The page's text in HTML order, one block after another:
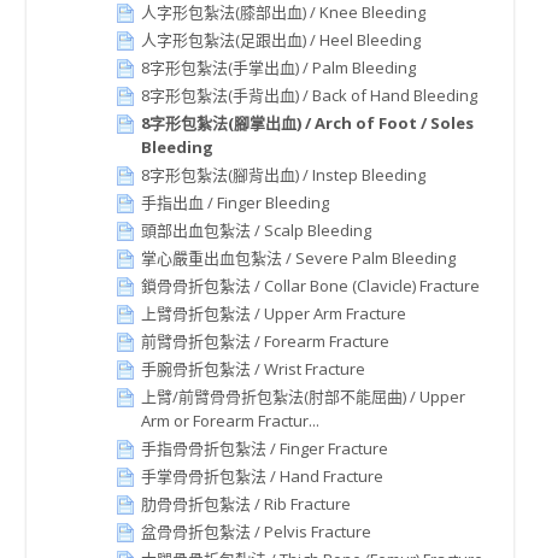
人字形包紮法(膝部出血) / Knee Bleeding
人字形包紮法(足跟出血) / Heel Bleeding
8字形包紮法(手掌出血) / Palm Bleeding
8字形包紮法(手背出血) / Back of Hand Bleeding
8字形包紮法(腳掌出血) / Arch of Foot / Soles
Bleeding
8字形包紮法(腳背出血) / Instep Bleeding
手指出血 / Finger Bleeding
頭部出血包紮法 / Scalp Bleeding
掌心嚴重出血包紮法 / Severe Palm Bleeding
鎖骨骨折包紮法 / Collar Bone (Clavicle) Fracture
上臂骨折包紮法 / Upper Arm Fracture
前臂骨折包紮法 / Forearm Fracture
手腕骨折包紮法 / Wrist Fracture
上臂/前臂骨骨折包紮法(肘部不能屈曲) / Upper
Arm or Forearm Fractur...
手指骨骨折包紮法 / Finger Fracture
手掌骨骨折包紮法 / Hand Fracture
肋骨骨折包紮法 / Rib Fracture
盆骨骨折包紮法 / Pelvis Fracture